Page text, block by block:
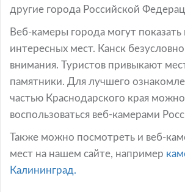
другие города Российской
Веб-камеры города могут показать
интересных мест. Канск
внимания. Туристов привыкают
памятники. Для лучшего
частью Краснодарского края можно
воспользоваться веб-камерами
Также можно посмотреть и веб-
мест на нашем сайте, например
Калининград.